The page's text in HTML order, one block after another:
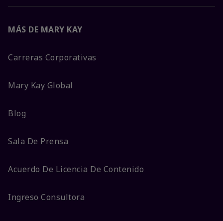
MÁS DE MARY KAY
Carreras Corporativas
Mary Kay Global
Blog
Sala De Prensa
Acuerdo De Licencia De Contenido
Ingreso Consultora